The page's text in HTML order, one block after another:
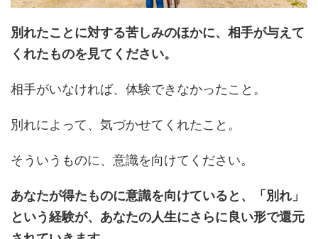
別れたことに対する苦しみのほかに、相手が与えて
くれたものを見てください。
相手がいなければ、体験できなかったこと。
別れによって、気づかせてくれたこと。
そういうものに、意識を向けてください。
あなたが得たものに意識を向けていると、「別れ」
という経験が、あなたの人生にさらに良い形で還元